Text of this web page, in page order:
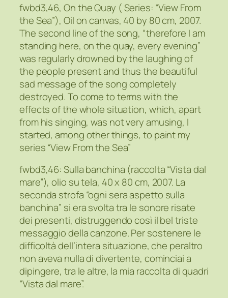
fwbd3,46, On the Quay ( Series: “View From
the Sea”), Oil on canvas, 40 by 80 cm, 2007.
The second line of the song, “therefore I am
standing here, on the quay, every evening”
was regularly drowned by the laughing of
the people present and thus the beautiful
sad message of the song completely
destroyed. To come to terms with the
effects of the whole situation, which, apart
from his singing, was not very amusing, I
started, among other things, to paint my
series “View From the Sea”
fwbd3,46: Sulla banchina (raccolta “Vista dal
mare”), olio su tela, 40 x 80 cm, 2007. La
seconda strofa “ogni sera aspetto sulla
banchina” si erasvoltatra le sonore risate
dei presenti, distruggendo così il bel triste
messaggio della canzone. Per sostenere le
difficoltà dell’intera situazione, che peraltro
non aveva nulla di divertente, cominciai a
dipingere, tra le altre, la mia raccolta di quadri
“Vista dal mare”.